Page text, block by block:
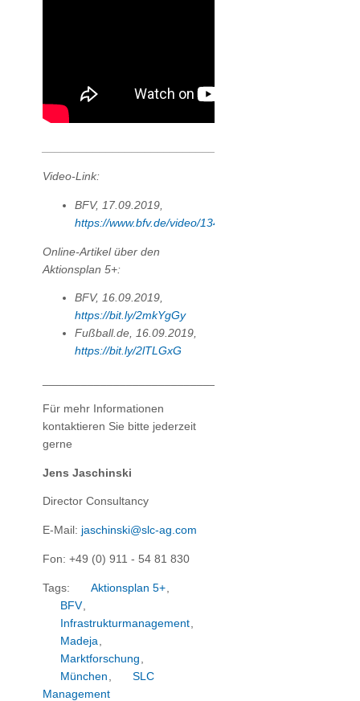
Video-Link:
BFV, 17.09.2019,
https://www.bfv.de/video/1344261
Online-Artikel über den
Aktionsplan 5+:
BFV, 16.09.2019,
https://bit.ly/2mkYgGy
Fußball.de, 16.09.2019,
https://bit.ly/2lTLGxG
Für mehr Informationen
kontaktieren Sie bitte jederzeit
gerne
Jens Jaschinski
Director Consultancy
E-Mail: jaschinski@slc-ag.com
Fon: +49 (0) 911 - 54 81 830
Tags: Aktionsplan 5+
BFV
Infrastrukturmanagement
Madeja
Marktforschung
München
SLC
Management